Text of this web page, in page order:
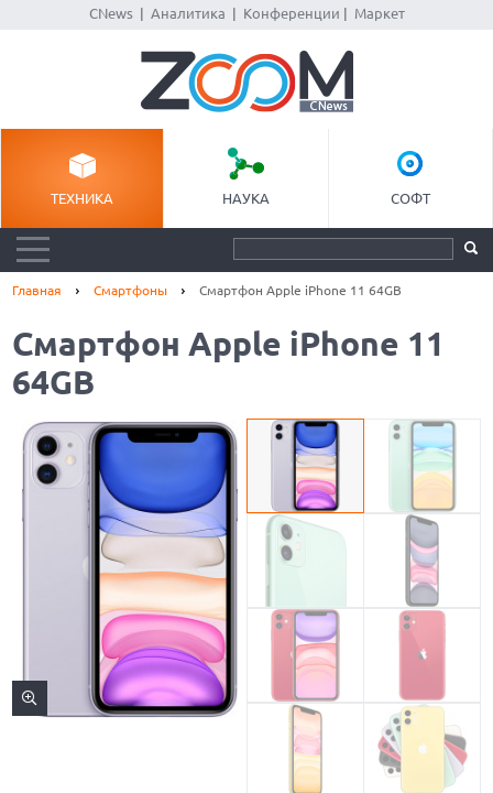
CNews| Аналитика Конференции Маркет
ТЕХНИКА НАУКА СОФТ
Главная Смартфоны Смартфон Apple iPhone 11 64GB
Смартфон Apple iPhone 11
64GB